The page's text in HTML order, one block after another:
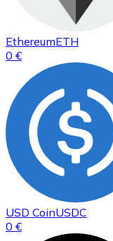
EthereumETH
0 €
USD CoinUSDC
0 €